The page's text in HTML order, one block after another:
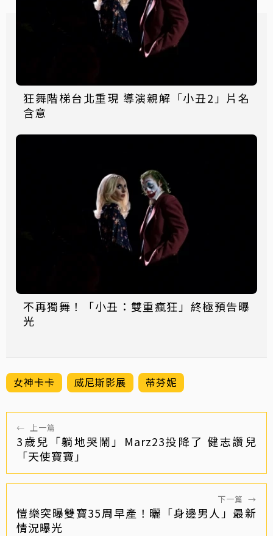
狂舞階梯台北重現 導演親解「小丑2」片名
含意
不再獨舞！「小丑：雙重瘋狂」終極預告曝
光
女神卡卡 威尼斯影展 蒂芬妮
← 上一篇
3歲兒「躺地哭鬧」Marz23投降了 健志讚兒
「天使寶寶」
下一篇 →
愷樂突曝雙寶35周早產！曬「身邊男人」最新
情況曝光